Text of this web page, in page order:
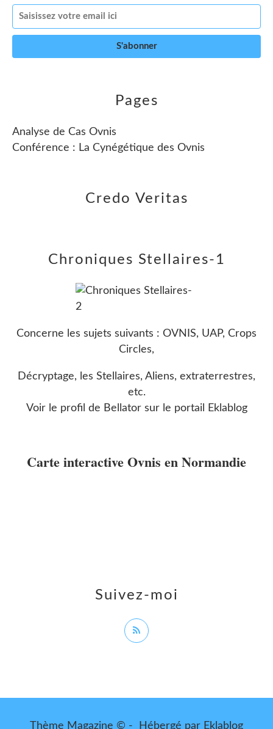
Pages
Analyse de Cas Ovnis
Conférence : La Cynégétique des Ovnis
Suivez-moi
Credo Veritas
Chroniques Stellaires-1
Concerne les sujets suivants : OVNIS, UAP, Crops
Circles,
Décryptage, les Stellaires, Aliens, extraterrestres,
etc.
Voir le profil de Bellator sur le portail Eklablog
Carte interactive Ovnis en Normandie
Thème Magazine © - Hébergé par Eklablog